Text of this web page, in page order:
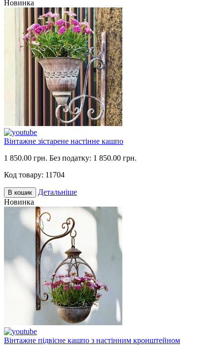
Новинка
Вінтажне зістарене настінне кашпо
1 850.00 грн. Без податку: 1 850.00 грн.
Код товару: 11704
В кошик
Детальніше
Новинка
Вінтажне підвісне кашпо з настінним кронштейном